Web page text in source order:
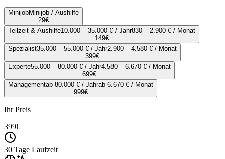
MinijobMinijob / Aushilfe
29€
Teilzeit & Aushilfe10.000 – 35.000 € / Jahr830 – 2.900 € / Monat
149€
Spezialist35.000 – 55.000 € / Jahr2.900 – 4.580 € / Monat
399€
Experte55.000 – 80.000 € / Jahr4.580 – 6.670 € / Monat
699€
Managementab 80.000 € / Jahrab 6.670 € / Monat
999€
Ihr Preis
399€
30 Tage Laufzeit